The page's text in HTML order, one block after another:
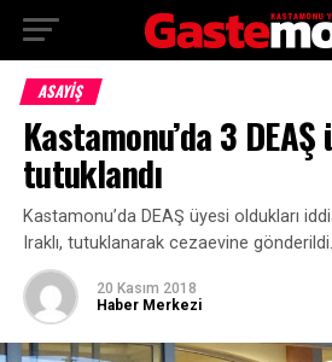
ASAYİŞ
Kastamonu’da 3
tutuklandı
Kastamonu’da DEAŞ üyesi oldukları
Iraklı, tutuklanarak cezaevine gönderildi.
20 Kasım 2018
Haber Merkezi